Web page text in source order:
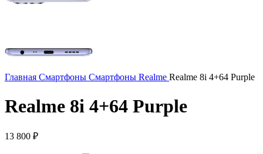
Главная Смартфоны Смартфоны Realme Realme 8i 4+64 Purple
Realme 8i 4+64 Purple
13 800 ₽